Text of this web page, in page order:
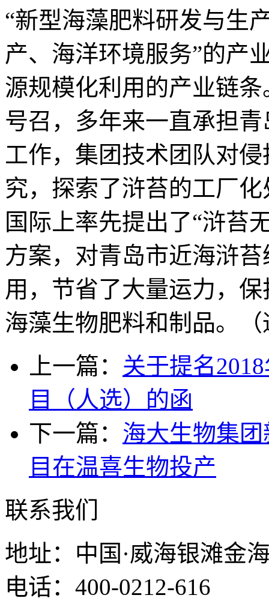
“新型海藻肥料研发与生
产、海洋环境服务”的产
源规模化利用的产业链
号召，多年来一直承担
工作，集团技术团队对
究，探索了浒苔的工厂
国际上率先提出了“浒苔
方案，对青岛市近海浒
用，节省了大量运力，
海藻生物肥料和制品。
上一篇： 关于提名
目（人选）的函
下一篇： 海大生物集
目在温喜生物投产
联系我们
地址：中国·威海银滩金
电话：400-0212-616